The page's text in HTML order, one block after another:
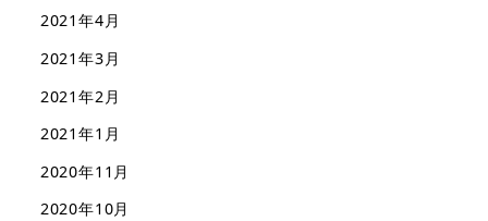
2021年4月
2021年3月
2021年2月
2021年1月
2020年11月
2020年10月